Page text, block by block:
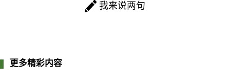
我来说两句
更多精彩内容